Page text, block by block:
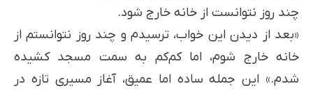
چند روز نتوانست از خانه خارج شود.
«بعد از دیدن این خواب، ترسیدم و چند روز نتوانستم از
خانه خارج شوم، اما کم‌کم به سمت مسجد کشیده
شدم.» این جمله ساده اما عمیق، آغاز مسیری تازه در